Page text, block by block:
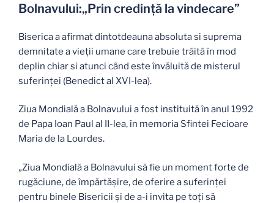
Bolnavului:„Prin credinţă la vindecare”
Biserica a afirmat dintotdeauna absoluta si suprema
demnitate a vieţii umane care trebuie trăită în mod
deplin chiar si atunci când este învăluită de misterul
suferinţei (Benedict al XVI-lea).
Ziua Mondială a Bolnavului a fost instituită în anul 1992
de Papa Ioan Paul al II-lea, în memoria Sfintei Fecioare
Maria de la Lourdes.
„Ziua Mondială a Bolnavului să fie un moment forte de
rugăciune, de împărtăşire, de oferire a suferinței
pentru binele Bisericii şi de a-i invita pe toți să